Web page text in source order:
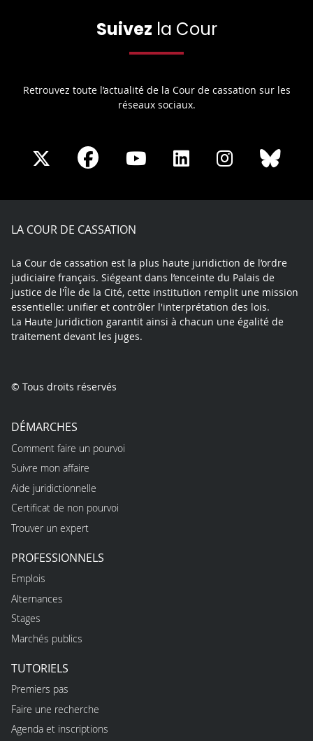
Suivez la Cour
Retrouvez toute l’actualité de la Cour de cassation sur les
réseaux sociaux.
Share
X
Share
Facebook
Share
Youtube
Share
LinkedIn
Share
Instagram
LA COUR DE CASSATION
La Cour de cassation est la plus haute juridiction de l’ordre
judiciaire français. Siégeant dans l’enceinte du Palais de
justice de l'Île de la Cité, cette institution remplit une mission
essentielle: unifier et contrôler l'interprétation des lois.
La Haute Juridiction garantit ainsi à chacun une égalité de
traitement devant les juges.
© Tous droits réservés
DÉMARCHES
Comment faire un pourvoi
Suivre mon affaire
Aide juridictionnelle
Certificat de non pourvoi
Trouver un expert
PROFESSIONNELS
Emplois
Alternances
Stages
Marchés publics
TUTORIELS
Premiers pas
Faire une recherche
Agenda et inscriptions